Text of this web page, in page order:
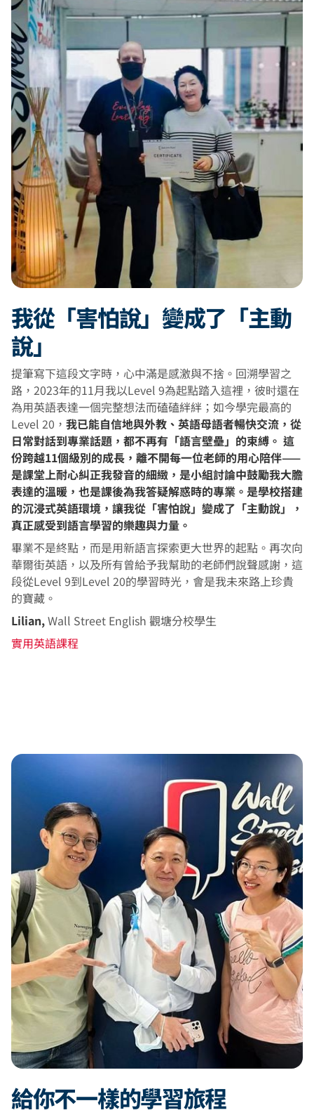
我從「害怕說」變成了「主動
說」
提筆寫下這段文字時，心中滿是感激與不捨。回溯學習之
路，2023年的11月我以Level 9為起點踏入這裡，彼时還在
為用英語表達一個完整想法而磕磕絆絆；如今學完最高的
Level 20， 我已能自信地與外教、英語母語者暢快交流，從
日常對話到專業話題，都不再有「語言壁壘」的束縛。 這
份跨越11個級別的成長，離不開每一位老師的用心陪伴——
是課堂上耐心糾正我發音的細緻，是小組討論中鼓勵我大膽
表達的溫暖，也是課後為我答疑解惑時的專業。是學校搭建
的沉浸式英語環境，讓我從「害怕說」變成了「主動說」，
真正感受到語言學習的樂趣與力量。
畢業不是終點，而是用新語言探索更大世界的起點。再次向
華爾街英語，以及所有曾給予我幫助的老師們說聲感謝，這
段從Level 9到Level 20的學習時光，會是我未來路上珍貴
的寶藏。
Lilian,Wall Street English 觀塘分校學生
實用英語課程
給你不一樣的學習旅程